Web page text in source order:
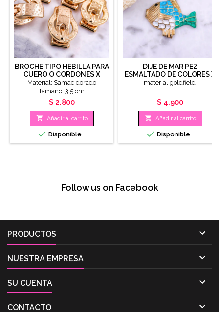
BROCHE TIPO HEBILLA PARA
CUERO O CORDONES X
UNIDAD
Material: Samac dorado
Tamaño: 3.5 cm
Precio
$ 2.800
 Añadir al carrito
 Disponible
DIJE DE MAR PEZ
ESMALTADO DE COLORES X
UNIDAD
material goldfield
Precio
$ 4.900
 Añadir al carrito
 Disponible
Follow us on Facebook
PRODUCTOS 
NUESTRA EMPRESA 
SU CUENTA 
CONTACTO 